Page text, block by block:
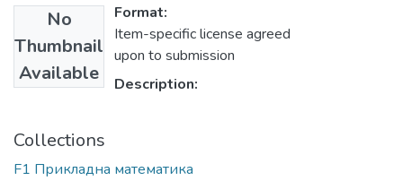
No
Thumbnail
Available
Format:
Item-specific license agreed
upon to submission
Description:
Collections
F1 Прикладна математика